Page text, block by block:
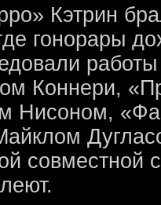
Кэтрин
гонорары
работы
Коннери,
Нисоном,